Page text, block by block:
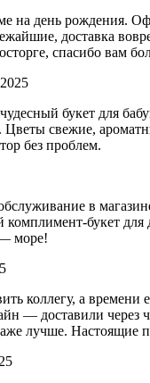
на день рождения.
доставка
спасибо вам
букет для
Цветы свежие,
без проблем.
в
комплимент-букет для
море!
коллегу, а времени
— доставили через
лучше. Настоящие